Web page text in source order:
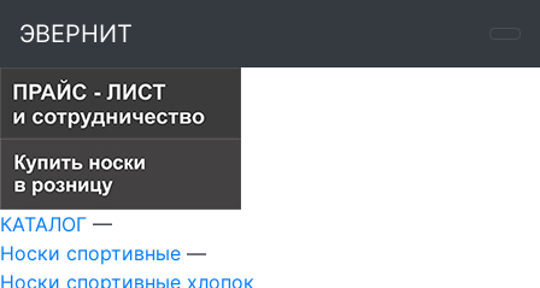
ЭВЕРНИТ
КАТАЛОГ —
Носки спортивные —
Носки спортивные хлопок